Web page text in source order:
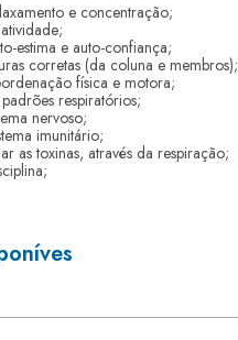
e concentração;
estima e auto-confiança;
corretas (da coluna e membros);
física e motora;
respiratórios;
nervoso;
imunitário;
as toxinas, através da respiração;